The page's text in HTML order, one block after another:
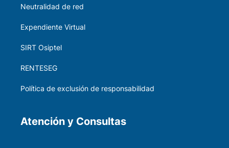
Neutralidad de red
Expendiente Virtual
SIRT Osiptel
RENTESEG
Política de exclusión de responsabilidad
Atención y Consultas